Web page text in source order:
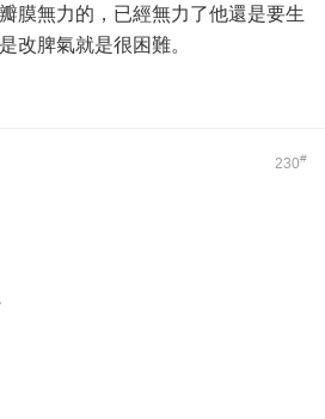
膜無力的，已經無力了他還是要生
改脾氣就是很困難。
230#